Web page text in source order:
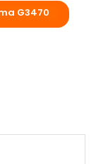
G3470